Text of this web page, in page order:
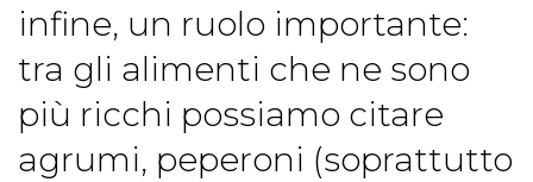
infine, un ruolo importante:
tra gli alimenti che ne sono
più ricchi possiamo citare
agrumi, peperoni (soprattutto